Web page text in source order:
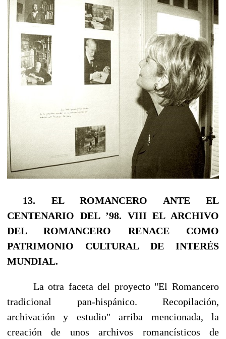
13. EL ROMANCERO ANTE EL
CENTENARIO DEL ’98. VIII EL ARCHIVO
DEL ROMANCERO RENACE COMO
PATRIMONIO CULTURAL DE INTERÉS
MUNDIAL.
La otra faceta del proyecto "El Romancero
tradicional pan-hispánico. Recopilación,
archivación y estudio" arriba mencionada, la
creación de unos archivos romancísticos de